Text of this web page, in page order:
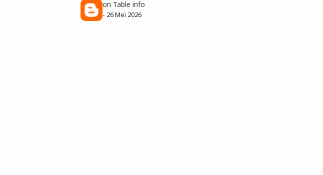
on Table info
- 26 Mei 2026